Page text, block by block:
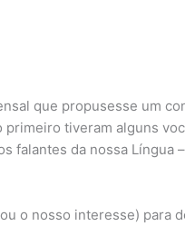
que propusesse um
tiveram alguns
falantes da nossa Língua
o nosso interesse) para